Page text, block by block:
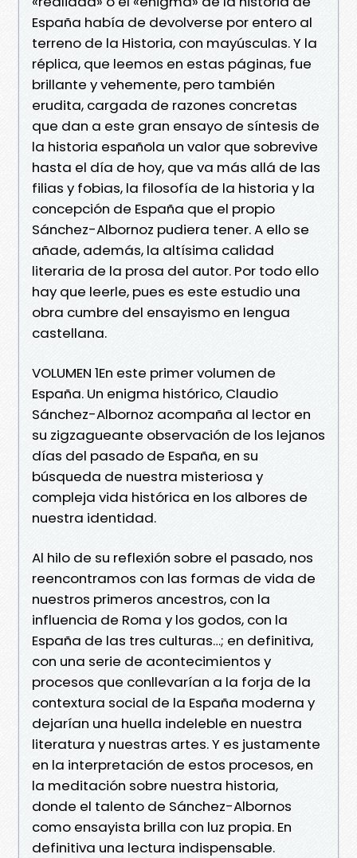
España había de devolverse por entero al
terreno de la Historia, con mayúsculas. Y la
réplica, que leemos en estas páginas, fue
brillante y vehemente, pero también
erudita, cargada de razones concretas
que dan a este gran ensayo de síntesis de
la historia española un valor que sobrevive
hasta el día de hoy, que va más allá de las
filias y fobias, la filosofía de la historia y la
concepción de España que el propio
Sánchez-Albornoz pudiera tener. A ello se
añade, además, la altísima calidad
literaria de la prosa del autor. Por todo ello
hay que leerle, pues es este estudio una
obra cumbre del ensayismo en lengua
castellana.
VOLUMEN 1En este primer volumen de
España. Un enigma histórico, Claudio
Sánchez-Albornoz acompaña al lector en
su zigzagueante observación de los lejanos
días del pasado de España, en su
búsqueda de nuestra misteriosa y
compleja vida histórica en los albores de
nuestra identidad.
Al hilo de su reflexión sobre el pasado, nos
reencontramos con las formas de vida de
nuestros primeros ancestros, con la
influencia de Roma y los godos, con la
España de las tres culturas…; en definitiva,
con una serie de acontecimientos y
procesos que conllevarían a la forja de la
contextura social de la España moderna y
dejarían una huella indeleble en nuestra
literatura y nuestras artes. Y es justamente
en la interpretación de estos procesos, en
la meditación sobre nuestra historia,
donde el talento de Sánchez-Albornos
como ensayista brilla con luz propia. En
definitiva una lectura indispensable.